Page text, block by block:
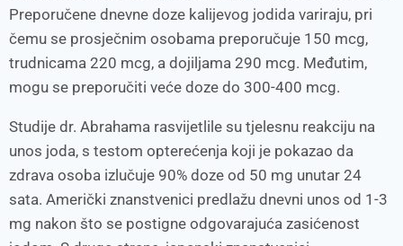
Preporučene dnevne doze kalijevog jodida variraju, pri
čemu se prosječnim osobama preporučuje 150 mcg,
trudnicama 220 mcg, a dojiljama 290 mcg. Međutim,
mogu se preporučiti veće doze do 300-400 mcg.
Studije dr. Abrahama rasvijetlile su tjelesnu reakciju na
unos joda, s testom opterećenja koji je pokazao da
zdrava osoba izlučuje 90% doze od 50 mg unutar 24
sata. Američki znanstvenici predlažu dnevni unos od 1-3
mg nakon što se postigne odgovarajuća zasićenost